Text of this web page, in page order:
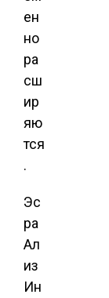
ен
но
ра
сш
ир
яю
тся
.
Эс
ра
Ал
из
Ин